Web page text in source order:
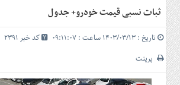
سرویس
ها
بازار
سرمایه
و
بورس
ثبات نسبی قیمت خودرو+ جدول
تاریخ : ۱۴۰۳/۰۳/۱۳ ساعت : ۰۹:۱۱:۰۷
کد خبر 2391
پرینت